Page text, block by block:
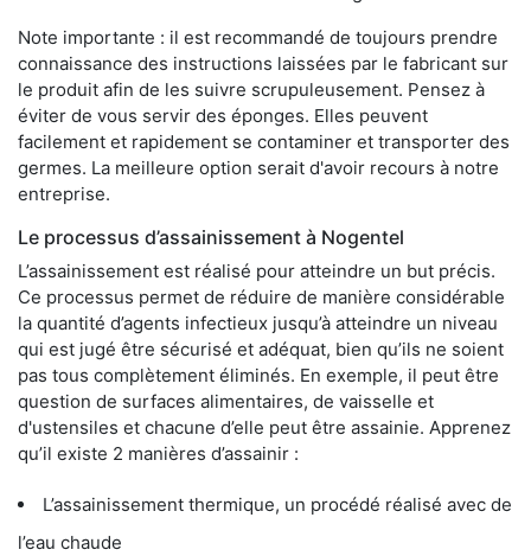
Note importante : il est recommandé de toujours prendre
connaissance des instructions laissées par le fabricant sur
le produit afin de les suivre scrupuleusement. Pensez à
éviter de vous servir des éponges. Elles peuvent
facilement et rapidement se contaminer et transporter des
germes. La meilleure option serait d'avoir recours à notre
entreprise.
Le processus d’assainissement à Nogentel
L’assainissement est réalisé pour atteindre un but précis.
Ce processus permet de réduire de manière considérable
la quantité d’agents infectieux jusqu’à atteindre un niveau
qui est jugé être sécurisé et adéquat, bien qu’ils ne soient
pas tous complètement éliminés. En exemple, il peut être
question de surfaces alimentaires, de vaisselle et
d'ustensiles et chacune d’elle peut être assainie. Apprenez
qu’il existe 2 manières d’assainir :
L’assainissement thermique, un procédé réalisé avec de
l’eau chaude